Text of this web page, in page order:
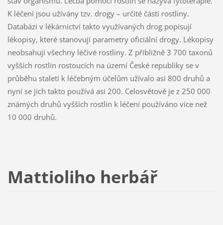
K léčení jsou užívány tzv. drogy – určité části rostliny.
Databázi v lékárnictví takto využívaných drog popisují
lékopisy, které stanovují parametry oficiální drogy. Lékopisy
neobsahují všechny léčivé rostliny. Z přibližně 3 700 taxonů
vyšších rostlin rostoucích na území České republiky se v
průběhu staletí k léčebným účelům užívalo asi 800 druhů a
nyní se jich takto používá asi 200. Celosvětově je z 250 000
známých druhů vyšších rostlin k léčení používáno více než
10 000 druhů.
Mattioliho herbář